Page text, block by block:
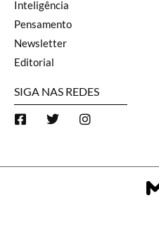
Inteligência
Pensamento
Newsletter
Editorial
SIGA NAS REDES